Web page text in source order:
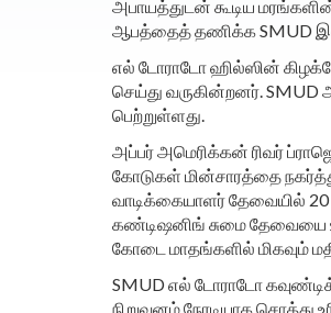
அபாயத்துடன் கூடிய
ஆபத்தைத் தணிக்க SMUD இன்
எல் டோராடோ ஹில்ஸின்
செய்து வருகின்றனர்.
பெற்றுள்ளது.
அப்பர் அமெரிக்கன் ரிவர்
கோடுகள் மின்சாரத்தை
வாடிக்கையாளர் தேவையில் 20
கண்டிஷனிங் சுமை தேவையை
கோடை மாதங்களில் மிகவும்
SMUD எல் டோராடோ
நிறுவனம் நேரடியாக சொத்து